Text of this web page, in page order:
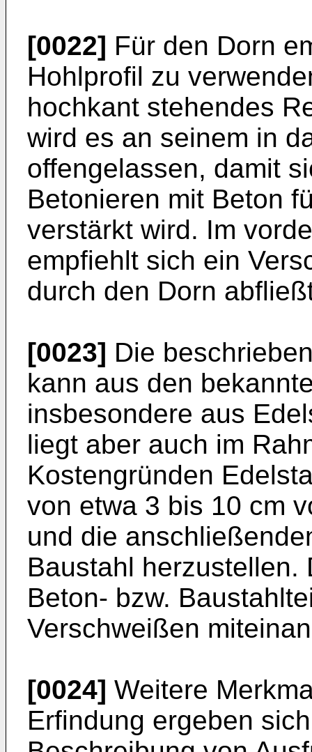
[0022] Für den Dorn
Hohlprofil zu
hochkant stehendes
wird es an seinem in
offengelassen, damit
Betonieren mit Beton
verstärkt wird. Im
empfiehlt sich ein
durch den Dorn
[0023] Die
kann aus den
insbesondere aus
liegt aber auch im
Kostengründen
von etwa 3 bis 10 cm
und die
Baustahl herzustellen.
Beton- bzw.
Verschweißen
[0024] Weitere
Erfindung ergeben